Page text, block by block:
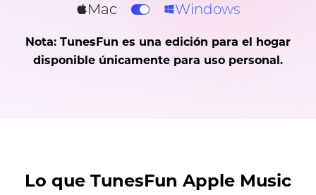
Mac Windows
Nota: TunesFun es una edición para el hogar
disponible únicamente para uso personal.
Lo que TunesFun Apple Music